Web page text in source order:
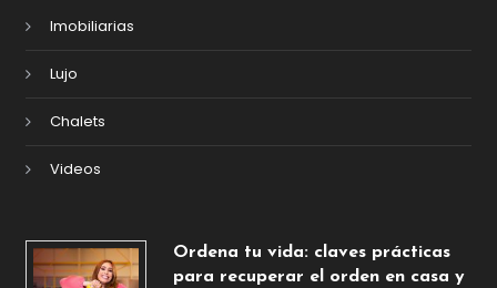
Imobiliarias
Lujo
Chalets
Videos
Ordena tu vida: claves prácticas
para recuperar el orden en casa y